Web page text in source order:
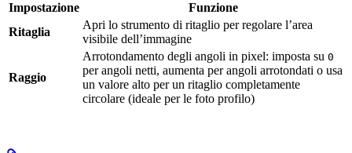
Impostazione
Funzione
Ritaglia
Apri lo strumento di ritaglio per regolare l’area
visibile dell’immagine
Raggio
Arrotondamento degli angoli in pixel: imposta su 0
per angoli netti, aumenta per angoli arrotondati o usa
un valore alto per un ritaglio completamente
circolare (ideale per le foto profilo)